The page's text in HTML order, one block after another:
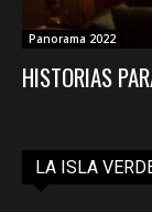
Panorama 2022
HISTORIAS
LA ISLA